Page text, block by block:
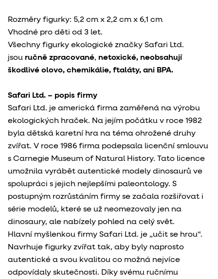
Rozměry figurky: 5,2 cm x 2,2 cm x 6,1 cm
Vhodné pro děti od 3 let.
Všechny figurky ekologické značky Safari Ltd.
jsou ručně zpracované, netoxické, neobsahují
škodlivé olovo, chemikálie, ftaláty, ani BPA.
Safari Ltd. – popis firmy
Safari Ltd. je americká firma zaměřená na výrobu
ekologických hraček. Na jejím počátku v roce 1982
byla dětská karetní hra na téma ohrožené druhy
zvířat. V roce 1986 firma podepsala licenční smlouvu
s Carnegie Museum of Natural History. Tato licence
umožnila vyrábět autentické modely dinosaurů ve
spolupráci s jejich nejlepšími paleontology. S
postupným rozrůstáním firmy se začala rozšiřovat i
série modelů, které se už neomezovaly jen na
dinosaury, ale nabízely pohled na celý svět.
Hlavní myšlenkou firmy Safari Ltd. je „učit se hrou“.
Navrhuje figurky zvířat tak, aby byly naprosto
autentické a svou kvalitou co možná nejvíce
odpovídaly skutečnosti. Díky svému ručnímu